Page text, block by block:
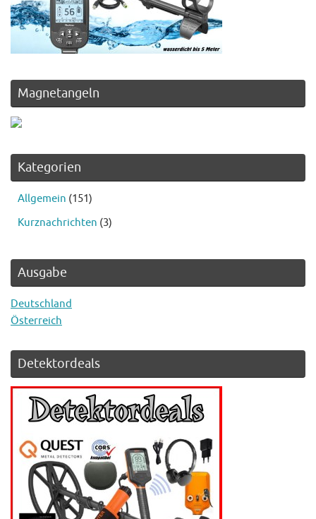
Magnetangeln
Kategorien
Allgemein (151)
Kurznachrichten (3)
Ausgabe
Deutschland
Österreich
Detektordeals